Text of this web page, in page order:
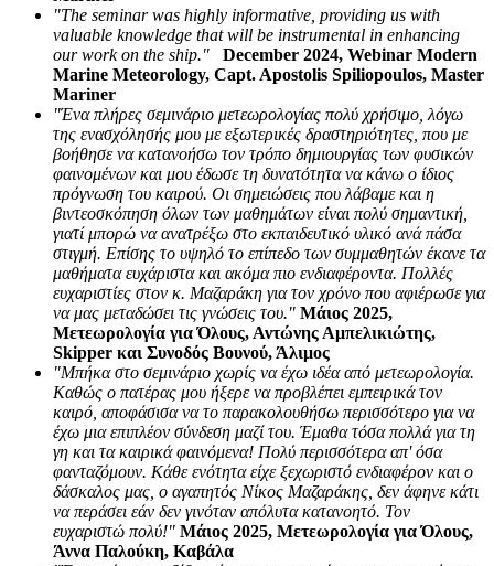
"The seminar was highly informative, providing us with
valuable knowledge that will be instrumental in enhancing
our work on the ship."
December 2024, Webinar Modern
Marine Meteorology, Capt. Apostolis Spiliopoulos, Master
Mariner
"Ένα πλήρες σεμινάριο μετεωρολογίας πολύ χρήσιμο, λόγω
της ενασχόλησής μου με εξωτερικές δραστηριότητες, που με
βοήθησε να κατανοήσω τον τρόπο δημιουργίας των φυσικών
φαινομένων και μου έδωσε τη δυνατότητα να κάνω ο ίδιος
πρόγνωση του καιρού. Οι σημειώσεις που λάβαμε και η
βιντεοσκόπηση όλων των μαθημάτων είναι πολύ σημαντική,
γιατί μπορώ να ανατρέξω στο εκπαιδευτικό υλικό ανά πάσα
στιγμή. Επίσης το υψηλό το επίπεδο των συμμαθητών έκανε τα
μαθήματα ευχάριστα και ακόμα πιο ενδιαφέροντα. Πολλές
ευχαριστίες στον κ. Μαζαράκη για τον χρόνο που αφιέρωσε για
να μας μεταδώσει τις γνώσεις του." Μάιος 2025,
Μετεωρολογία για Όλους, Αντώνης Αμπελικιώτης,
Skipper και Συνοδός Βουνού, Άλιμος
"Μπήκα στο σεμινάριο χωρίς να έχω ιδέα από μετεωρολογία.
Καθώς ο πατέρας μου ήξερε να προβλέπει εμπειρικά τον
καιρό, αποφάσισα να το παρακολουθήσω περισσότερο για να
έχω μια επιπλέον σύνδεση μαζί του. Έμαθα τόσα πολλά για τη
γη και τα καιρικά φαινόμενα! Πολύ περισσότερα απ' όσα
φανταζόμουν. Κάθε ενότητα είχε ξεχωριστό ενδιαφέρον και ο
δάσκαλος μας, ο αγαπητός Νίκος Μαζαράκης, δεν άφηνε κάτι
να περάσει εάν δεν γινόταν απόλυτα κατανοητό. Τον
ευχαριστώ πολύ!" Μάιος 2025, Μετεωρολογία για Όλους,
Άννα Παλούκη, Καβάλα